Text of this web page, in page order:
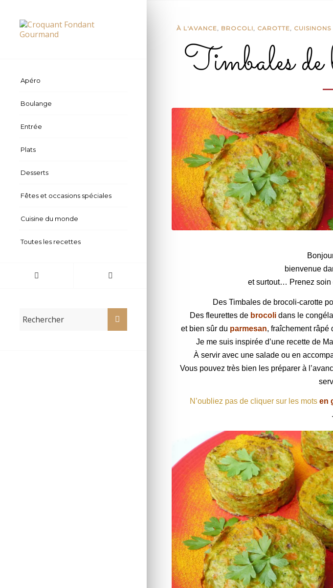
Apéro
Boulange
Entrée
Plats
Desserts
Fêtes et occasions spéciales
Cuisine du monde
Toutes les recettes
À L'AVANCE, BROCOLI, CAROTTE,
Timbales de
bienvenue
et surtout… Prenez
Des Timbales de brocoli-carotte
Des fleurettes de brocoli dans le
et bien sûr du parmesan, fraîchement râpé
Je me suis inspirée d’une recette de
À servir avec une salade ou en
Vous pouvez très bien les préparer à
N’oubliez pas de cliquer sur les mots en
.